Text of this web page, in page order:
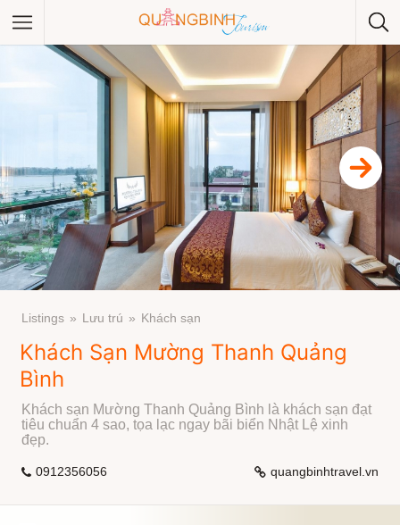
Category
Listings Lưu trú Khách sạn
Khách Sạn Mường Thanh Quảng
Bình
Khách sạn Mường Thanh Quảng Bình là khách sạn đạt
tiêu chuẩn 4 sao, tọa lạc ngay bãi biển Nhật Lệ xinh
đẹp.
0912356056 quangbinhtravel.vn